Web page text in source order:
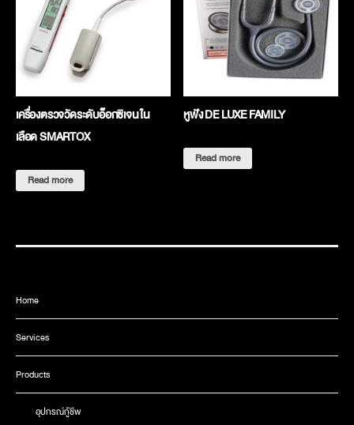
เครื่องตรวจวัดระดับอ็อกซิเจน ใน
เลือด SMARTOX
Read more
หูฟัง DE LUXE FAMILY
Read more
Home
Services
Products
อุปกรณ์กู้ชีพ